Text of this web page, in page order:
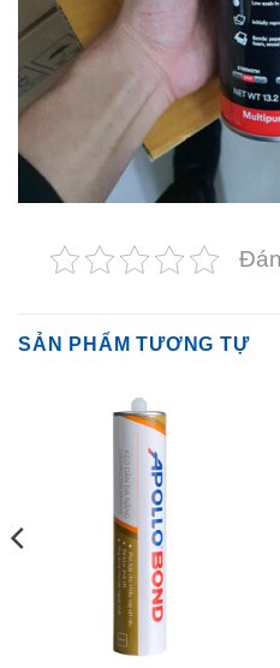
SẢN PHẨM TƯƠNG TỰ